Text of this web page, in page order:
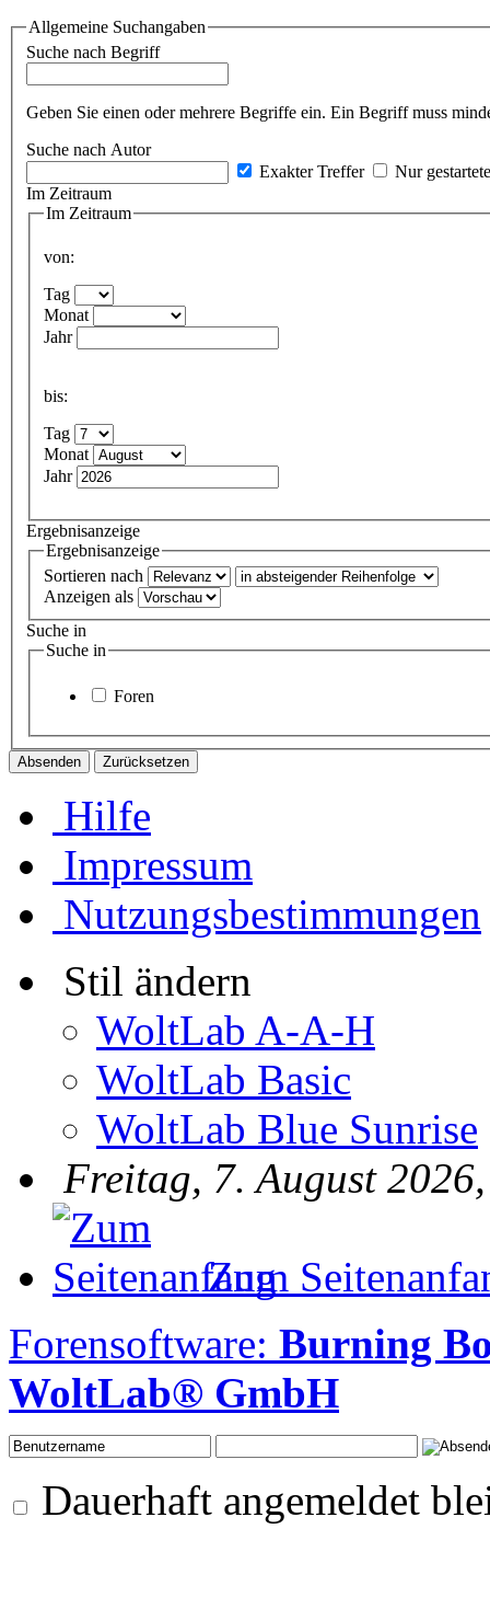
Allgemeine Suchangaben
Suche nach Begriff
Geben Sie einen oder mehrere Begriffe ein. Ein Begriff muss
Suche nach Autor
Exakter Treffer
Nur
Im Zeitraum
Im Zeitraum
von:
Tag
Monat
Jahr
bis:
Tag
Monat
Jahr
Ergebnisanzeige
Ergebnisanzeige
Sortieren nach
Anzeigen als
Suche in
Suche in
Foren
Hilfe
Impressum
Nutzungsbestimmungen
Stil ändern
WoltLab A-A-H
WoltLab Basic
WoltLab Blue Sunrise
Freitag, 7. August
Zum
Forensoftware: Burning
WoltLab® GmbH
Dauerhaft angemeldet